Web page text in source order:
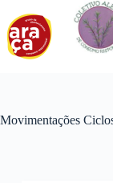
para
conteúdo
Movimentações